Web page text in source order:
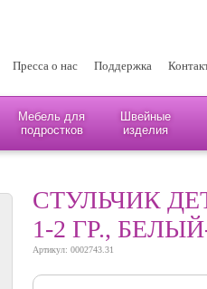
Пресса о нас Поддержка
Мебель для
подростков
Швейные
изделия
СТУЛЬЧИК
1-2 ГР.,
Артикул: 0002743.31